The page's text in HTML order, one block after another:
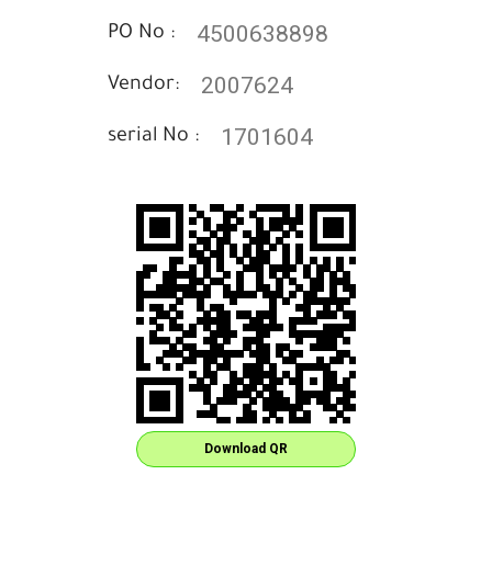
Download QR
PO No : 4500638898
Vendor: 2007624
serial No : 1701604